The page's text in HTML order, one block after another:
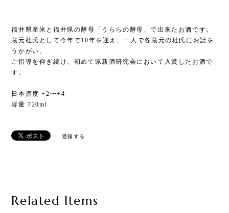
福井県産米と福井県の酵母「うららの酵母」で出来たお酒です。
蔵元杜氏として今年で10年を迎え、一人で各蔵元の杜氏にお話を
うかがい、
ご指導を仰ぎ続け、初めて県新酒研究会において入賞したお酒で
す。
日本酒度 +2〜+4
容量 720ml
通報する
Related Items